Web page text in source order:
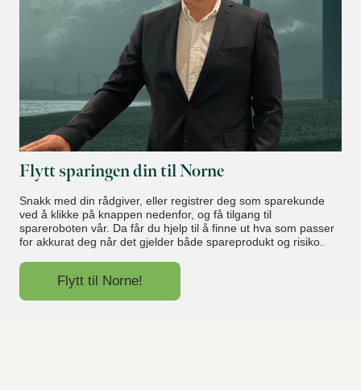
Flytt sparingen din til Norne
Snakk med din rådgiver, eller registrer deg som sparekunde
ved å klikke på knappen nedenfor, og få tilgang til
spareroboten vår. Da får du hjelp til å finne ut hva som passer
for akkurat deg når det gjelder både spareprodukt og risiko.
Flytt til Norne!